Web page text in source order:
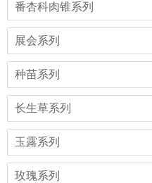
番杏科肉锥系列
展会系列
种苗系列
长生草系列
玉露系列
玫瑰系列